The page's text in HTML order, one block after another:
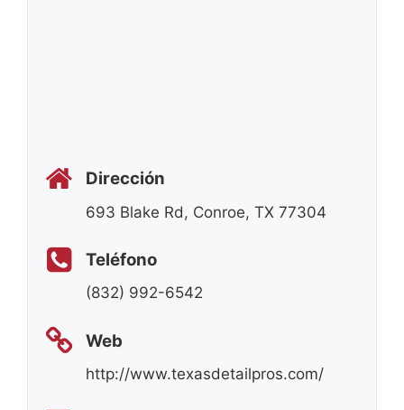
Dirección
693 Blake Rd, Conroe, TX 77304
Teléfono
(832) 992-6542
Web
http://www.texasdetailpros.com/